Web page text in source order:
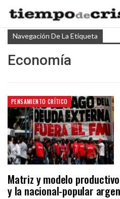
Navegación De La Etiqueta
Economía
PENSAMIENTO CRÍTICO
Matriz y modelo
y la nacional-popular